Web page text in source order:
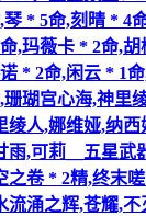
* 5命,刻晴 * 4
,玛薇卡 * 2命,
* 2命,闲云 * 1
瑚宫心海,神里
绫人,娜维娅,纳
雨,可莉__五星武
之卷 * 2精,终末
流涌之辉,苍耀,